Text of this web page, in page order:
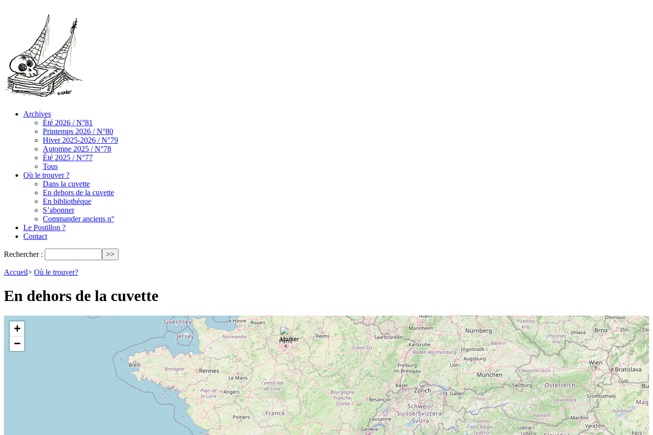
Archives
Été 2026 / N°81
Printemps 2026 / N°80
Hiver 2025-2026 / N°79
Automne 2025 / N°78
Été 2025 / N°77
Tous
Où le trouver ?
Dans la cuvette
En dehors de la cuvette
En bibliothèque
S’abonner
Commander anciens n°
Le Postillon ?
Contact
Rechercher :
Accueil> Où le trouver?
En dehors de la cuvette
+
−